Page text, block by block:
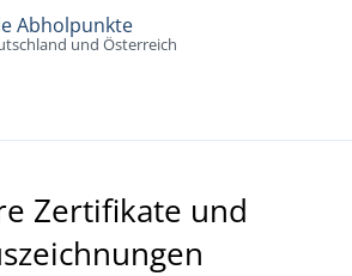
Abholpunkte
und Österreich
Zertifikate und